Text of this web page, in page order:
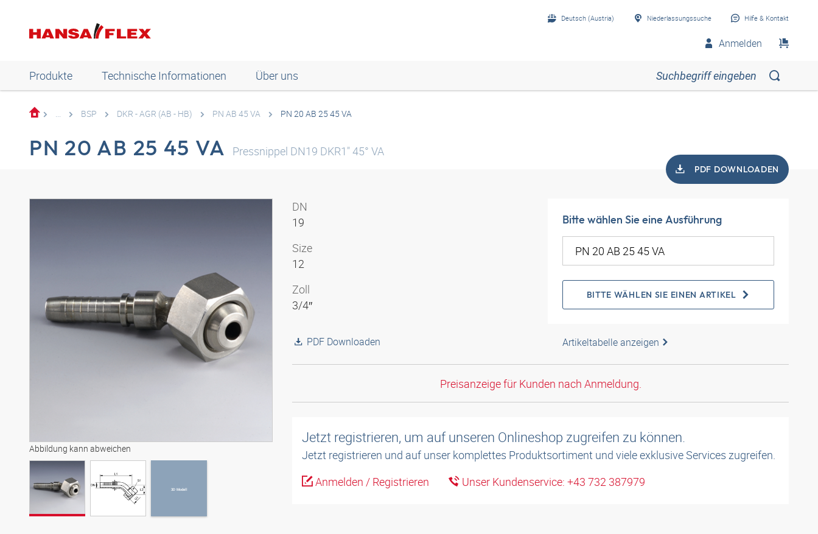
Deutsch (Austria) Niederlassungssuche Hilfe & Kontakt
Anmelden
Produkte Technische Informationen Über uns
... BSP DKR - AGR (AB - HB) PN AB 45 VA PN 20 AB 25 45 VA
PN 20 AB 25 45 VA Pressnippel DN19 DKR1" 45° VA
PDF DOWNLOADEN
Abbildung kann abweichen
3D Modell
3D Modell
DN
19
Size
12
Zoll
3/4″
PDF Downloaden
Bitte wählen Sie eine Ausführung
BITTE WÄHLEN SIE EINEN ARTIKEL
Artikeltabelle anzeigen
Preisanzeige für Kunden nach Anmeldung.
Jetzt registrieren, um auf unseren Onlineshop zugreifen zu können.
Jetzt registrieren und auf unser komplettes Produktsortiment und viele exklusive Services zugreifen.
Anmelden / Registrieren
Unser Kundenservice: +43 732 387979